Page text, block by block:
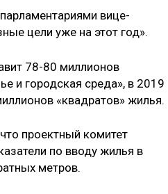
вице-
цели уже на этот год».
78-80 миллионов
и городская среда», в 2019
«квадратов» жилья.
проектный комитет
по вводу жилья в
метров.